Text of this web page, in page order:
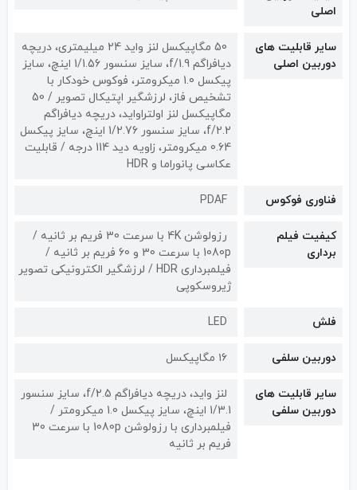
اصلی
سایر قابلیت های
دوربین اصلی
50 مگاپیکسل لنز واید 24 میلیمتری، دریچه
دیافراگم f/1.9، سایز سنسور 1/1.56 اینچ، سایز
پیکسل 1.0 میکرومتر، فوکوس خودکار با
تشخیص فاز، لرزشگیر اپتیکال تصویر / 50
مگاپیکسل لنز اولتراواید، دریچه دیافراگم
f/2.2، سایز سنسور 1/2.76 اینچ، سایز پیکسل
0.64 میکرومتر، زاویه دید 114 درجه / قابلیت
عکاسی پانوراما و HDR
فناوری فوکوس PDAF
کیفیت فیلم
برداری
رزولوشن 4K با سرعت 30 فریم بر ثانیه /
1080p با سرعت 30 و 60 فریم بر ثانیه /
فیلمبرداری HDR / لرزشگیر الکترونیکی تصویر
ژیروسکوپی
فلش LED
دوربین سلفی ۱۶ مگاپیکسل
سایر قابلیت های
دوربین سلفی
لنز واید، دریچه دیافراگم f/2.5، سایز سنسور
1/3.1 اینچ، سایز پیکسل 1.0 میکرومتر /
فیلمبرداری با رزولوشن 1080p با سرعت 30
فریم بر ثانیه